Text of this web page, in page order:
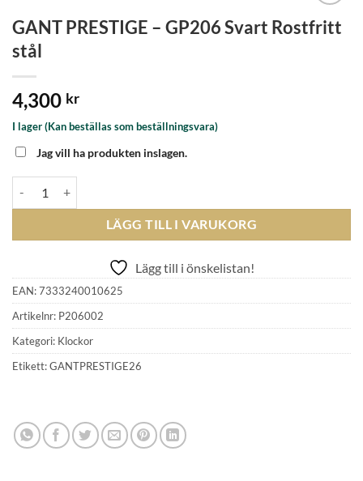
Lägg till i
önskelistan!
GANT PRESTIGE – GP206 Svart Rostfritt
stål
4,300 kr
I lager (Kan beställas som beställningsvara)
Jag vill ha produkten inslagen.
LÄGG TILL I VARUKORG
Lägg till i önskelistan!
EAN:7333240010625
Artikelnr: P206002
Kategori: Klockor
Etikett:GANTPRESTIGE26